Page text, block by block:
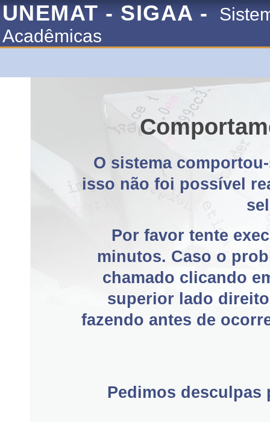
UNEMAT - SIGAA -
Acadêmicas
O sistema
isso não foi possível
Por favor tente
minutos. Caso o
chamado clicando
superior lado
fazendo antes de
Pedimos